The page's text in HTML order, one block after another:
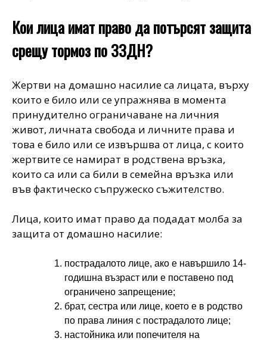
Кои лица имат право да потърсят защита
срещу тормоз по ЗЗДН?
Жертви на домашно насилие са лицата, върху
които е било или се упражнява в момента
принудително ограничаване на личния
живот, личната свобода и личните права и
това е било или се извършва от лица, с които
жертвите се намират в родствена връзка,
които са или са били в семейна връзка или
във фактическо съпружеско съжителство.
Лица, които имат право да подадат молба за
защита от домашно насилие:
пострадалото лице, ако е навършило 14-
годишна възраст или е поставено под
ограничено запрещение;
брат, сестра или лице, което е в родство
по права линия с пострадалото лице;
настойника или попечителя на